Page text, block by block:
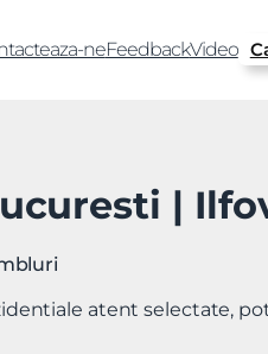
neFeedbackVideo
|
atent selectate,